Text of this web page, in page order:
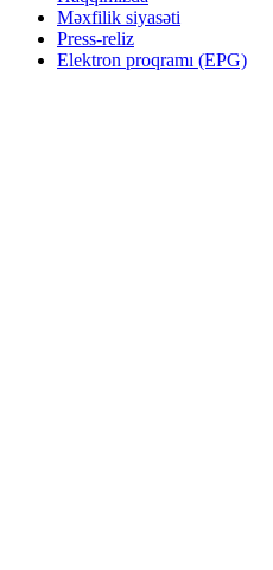
Məxfilik siyasəti
Press-reliz
Elektron proqramı (EPG)